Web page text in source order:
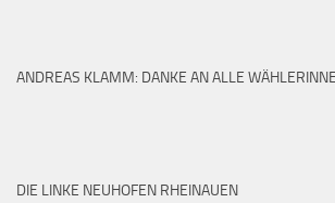
ANDREAS KLAMM: DANKE AN ALLE
DIE LINKE NEUHOFEN RHEINAUEN